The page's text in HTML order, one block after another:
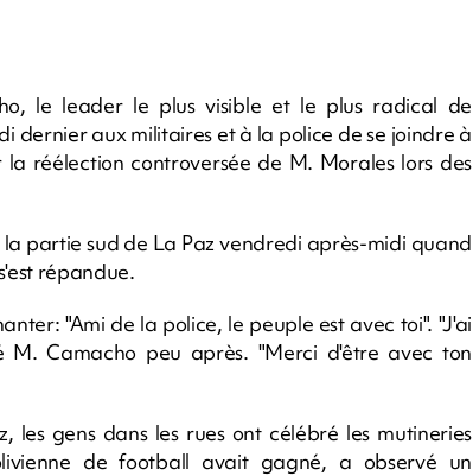
le leader le plus visible et le plus radical de
dernier aux militaires et à la police de se joindre à
réélection controversée de M. Morales lors des
partie sud de La Paz vendredi après-midi quand
répandue.
"Ami de la police, le peuple est avec toi". "J'ai
M. Camacho peu après. "Merci d'être avec ton
gens dans les rues ont célébré les mutineries
de football avait gagné, a observé un